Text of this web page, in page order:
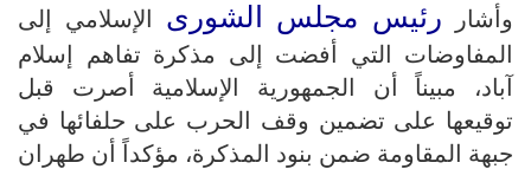
وأشار رئيس مجلس الشورى الإسلامي إلى
المفاوضات التي أفضت إلى مذكرة تفاهم إسلام
آباد، مبيناً أن الجمهورية الإسلامية أصرت قبل
توقيعها على تضمين وقف الحرب على حلفائها في
جبهة المقاومة ضمن بنود المذكرة، مؤكداً أن طهران